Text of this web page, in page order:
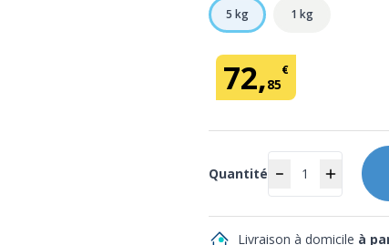
5 kg 1 kg
72,85
€
Quantité
Livraison à domicile à